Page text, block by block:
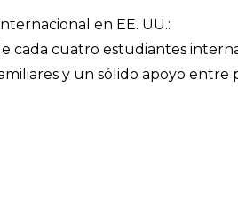
en EE. UU.:
cada cuatro estudiantes
y un sólido apoyo entre